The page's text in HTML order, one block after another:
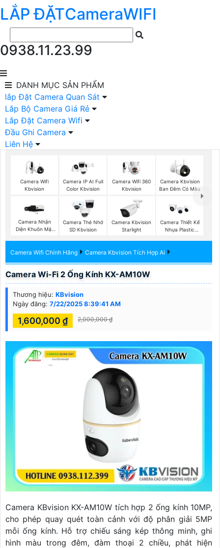
LẮP ĐẶTCameraWIFI
0938.11.23.99
DANH MỤC SẢN PHẨM
lắp Đặt Camera Quan Sát
Lắp Bộ Camera Giá Rẻ
Lắp Đặt Camera Wifi
Đầu Ghi Camera
Liên Hệ
Camera Wifi
Kbvision
Camera IP AI Full
Color Kbvision
Camera Wifi 360
Kbvision
Camera Kbvision
Ban Đêm Có Màu
Camera Nhận
Diện Khuôn Mặt
Camera Thẻ Nhớ
SD Kbvision
Camera Kbvision
Starlight
Camera Thiết Kế
Nhựa Plastic
Camera Wifi Chính Hãng Camera Kbvision Tích Hợp Ai
Camera Wi-Fi 2 Ống Kính KX-AM10W
Thương hiệu: KBvision
Ngày đăng: 7/22/2025 8:39:41 AM
1,600,000 ₫ 2,000,000 ₫
Camera KBvision KX-AM10W tích hợp 2 ống kính 10MP,
cho phép quay quét toàn cảnh với độ phân giải 5MP
mỗi ống kính. Hỗ trợ chiếu sáng kép thông minh, ghi
hình màu trong đêm, đàm thoại 2 chiều, phát hiện